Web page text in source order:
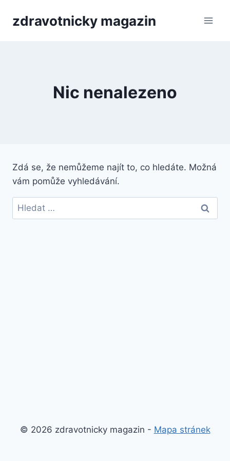
zdravotnicky magazin
Nic nenalezeno
Zdá se, že nemůžeme najít to, co hledáte. Možná
vám pomůže vyhledávání.
Vyhledávání
© 2026 zdravotnicky magazin - Mapa stránek